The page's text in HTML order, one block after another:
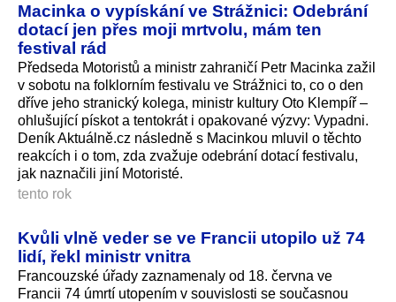
Macinka o vypískání ve Strážnici: Odebrání
dotací jen přes moji mrtvolu, mám ten
festival rád
Předseda Motoristů a ministr zahraničí Petr Macinka zažil
v sobotu na folklorním festivalu ve Strážnici to, co o den
dříve jeho stranický kolega, ministr kultury Oto Klempíř –
ohlušující pískot a tentokrát i opakované výzvy: Vypadni.
Deník Aktuálně.cz následně s Macinkou mluvil o těchto
reakcích i o tom, zda zvažuje odebrání dotací festivalu,
jak naznačili jiní Motoristé.
tento rok
Kvůli vlně veder se ve Francii utopilo už 74
lidí, řekl ministr vnitra
Francouzské úřady zaznamenaly od 18. června ve
Francii 74 úmrtí utopením v souvislosti se současnou